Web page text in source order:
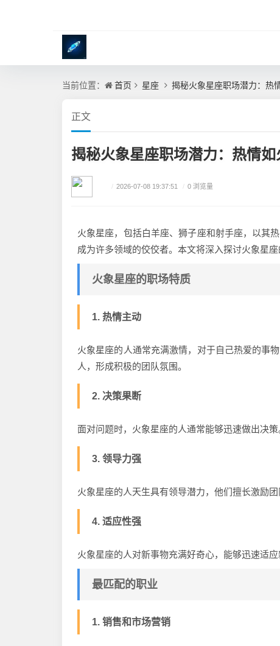
当前位置： 首页 星座 揭秘火象星座职场潜力：热
正文
揭秘火象星座职场潜力：热情如
/ 2026-07-08 19:37:51 / 0 浏览量
火象星座，包括白羊座、狮子座和射手座，以其
成为许多领域的佼佼者。本文将深入探讨火象星
火象星座的职场特质
1. 热情主动
火象星座的人通常充满激情，对于自己热爱的事
人，形成积极的团队氛围。
2. 决策果断
面对问题时，火象星座的人通常能够迅速做出决
3. 领导力强
火象星座的人天生具有领导潜力，他们擅长激励团
4. 适应性强
火象星座的人对新事物充满好奇心，能够迅速适应
最匹配的职业
1. 销售和市场营销